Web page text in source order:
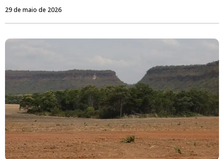
29 de maio de 2026